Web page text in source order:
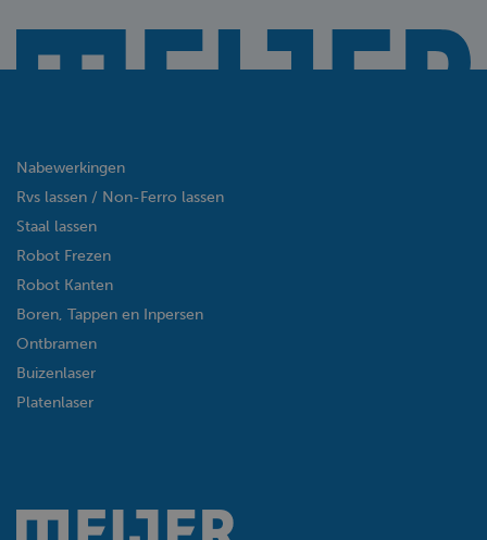
Nabewerkingen
Rvs lassen / Non-Ferro lassen
Staal lassen
Robot Frezen
Robot Kanten
Boren, Tappen en Inpersen
Ontbramen
Buizenlaser
Platenlaser